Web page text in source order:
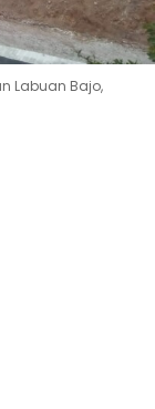
Labuan Bajo,